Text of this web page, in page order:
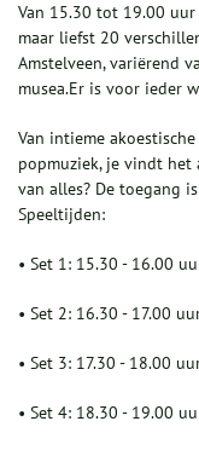
Van 15.30 tot 19.00
maar liefst 20
Amstelveen, variërend
musea.Er is voor ieder
Van intieme
popmuziek, je vindt het
van alles? De toegang is
Speeltijden:
• Set 1: 15.30 - 16.00
• Set 2: 16.30 - 17.00
• Set 3: 17.30 - 18.00
• Set 4: 18.30 - 19.00